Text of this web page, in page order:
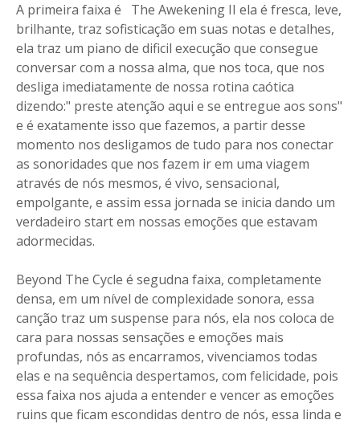
A primeira faixa é The Awekening II ela é fresca, leve,
brilhante, traz sofisticação em suas notas e detalhes,
ela traz um piano de dificil execução que consegue
conversar com a nossa alma, que nos toca, que nos
desliga imediatamente de nossa rotina caótica
dizendo:" preste atenção aqui e se entregue aos sons"
e é exatamente isso que fazemos, a partir desse
momento nos desligamos de tudo para nos conectar
as sonoridades que nos fazem ir em uma viagem
através de nós mesmos, é vivo, sensacional,
empolgante, e assim essa jornada se inicia dando um
verdadeiro start em nossas emoções que estavam
adormecidas.
Beyond The Cycle é segudna faixa, completamente
densa, em um nível de complexidade sonora, essa
canção traz um suspense para nós, ela nos coloca de
cara para nossas sensações e emoções mais
profundas, nós as encarramos, vivenciamos todas
elas e na sequência despertamos, com felicidade, pois
essa faixa nos ajuda a entender e vencer as emoções
ruins que ficam escondidas dentro de nós, essa linda e